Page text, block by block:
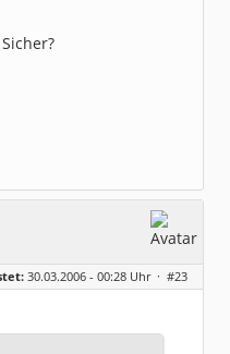
30.03.2006 - 00:28 Uhr · #23